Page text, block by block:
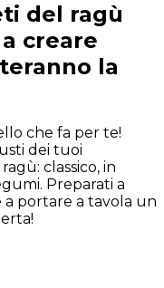
del ragù
creare
la
che fa per te!
dei tuoi
classico, in
Preparati a
portare a tavola un